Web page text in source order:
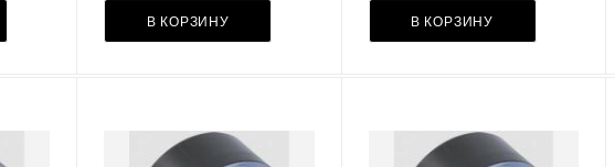
В КОРЗИНУ В КОРЗИНУ